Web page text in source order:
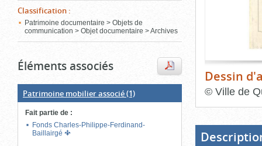
Classification :
Patrimoine documentaire > Objets de
communication > Objet documentaire > Archives
Éléments associés
Patrimoine mobilier associé(1)
Fait partie de :
Fonds Charles-Philippe-Ferdinand-
Baillairgé
Dessin
© Ville de
bloc
d'onglets